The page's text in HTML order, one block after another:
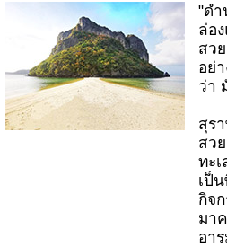
"ดำ
ล่อ
สว
อย่
ว่า
สุร
สว
ทะ
เป็
กิจ
มา
อา